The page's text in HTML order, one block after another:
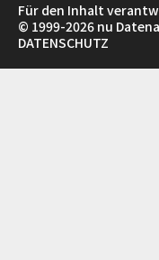
Für den Inhalt
© 1999-2026 nu
DATENSCHUTZ